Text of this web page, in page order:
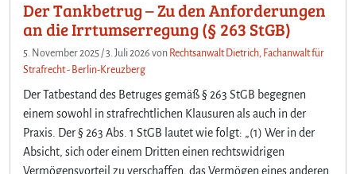
Der Tankbetrug – Zu den Anforderungen
an die Irrtumserregung (§ 263 StGB)
5. November 2025 /3. Juli 2026 von Rechtsanwalt Dietrich, Fachanwalt für
Strafrecht - Berlin-Kreuzberg
Der Tatbestand des Betruges gemäß § 263 StGB begegnen
einem sowohl in strafrechtlichen Klausuren als auch in der
Praxis. Der § 263 Abs. 1 StGB lautet wie folgt: „(1) Wer in der
Absicht, sich oder einem Dritten einen rechtswidrigen
Vermögensvorteil zu verschaffen, das Vermögen eines anderen